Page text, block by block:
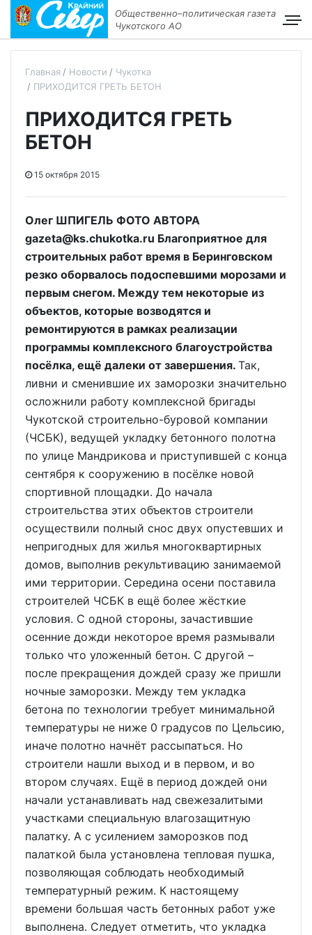
Общественно–политическая газета
Чукотского АО
Главная Новости
Чукотка
ПРИХОДИТСЯ ГРЕТЬ БЕТОН
ПРИХОДИТСЯ ГРЕТЬ
БЕТОН
15 октября 2015
Олег ШПИГЕЛЬ ФОТО АВТОРА
gazeta@ks.chukotka.ru Благоприятное для
строительных работ время в Беринговском
резко оборвалось подоспевшими морозами и
первым снегом. Между тем некоторые из
объектов, которые возводятся и
ремонтируются в рамках реализации
программы комплексного благоустройства
посёлка, ещё далеки от завершения. Так,
ливни и сменившие их заморозки значительно
осложнили работу комплексной бригады
Чукотской строительно-буровой компании
(ЧСБК), ведущей укладку бетонного полотна
по улице Мандрикова и приступившей с конца
сентября к сооружению в посёлке новой
спортивной площадки. До начала
строительства этих объектов строители
осуществили полный снос двух опустевших и
непригодных для жилья многоквартирных
домов, выполнив рекультивацию занимаемой
ими территории. Середина осени поставила
строителей ЧСБК в ещё более жёсткие
условия. С одной стороны, зачастившие
осенние дожди некоторое время размывали
только что уложенный бетон. С другой –
после прекращения дождей сразу же пришли
ночные заморозки. Между тем укладка
бетона по технологии требует минимальной
температуры не ниже 0 градусов по Цельсию,
иначе полотно начнёт рассыпаться. Но
строители нашли выход и в первом, и во
втором случаях. Ещё в период дождей они
начали устанавливать над свежезалитыми
участками специальную влагозащитную
палатку. А с усилением заморозков под
палаткой была установлена тепловая пушка,
позволяющая соблюдать необходимый
температурный режим. К настоящему
времени большая часть бетонных работ уже
выполнена. Следует отметить, что укладка